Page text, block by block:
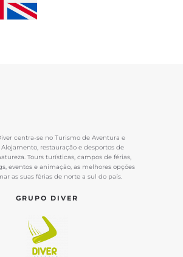
centra-se no Turismo de Aventura e
Alojamento, restauração e desportos de
Tours turísticas, campos de férias,
eventos e animação, as melhores opções
as suas férias de norte a sul do país.
GRUPO DIVER